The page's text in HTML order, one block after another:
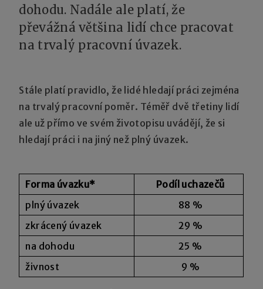
dohodu. Nadále ale platí, že
převážná většina lidí chce pracovat
na trvalý pracovní úvazek.
Stále platí pravidlo, že lidé hledají práci zejména
na trvalý pracovní poměr. Téměř dvě třetiny lidí
ale už přímo ve svém životopisu uvádějí, že si
hledají práci i na jiný než plný úvazek.
Forma úvazku*
Podíl uchazečů
plný úvazek
88 %
zkrácený úvazek
29 %
na dohodu
25 %
živnost
9 %